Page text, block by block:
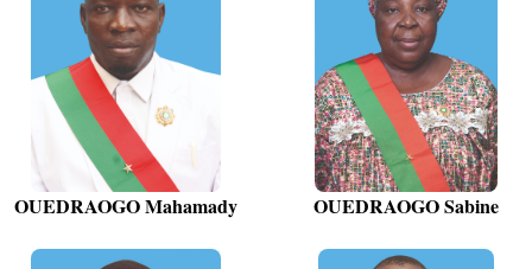
OUEDRAOGO Mahamady OUEDRAOGO Sabine